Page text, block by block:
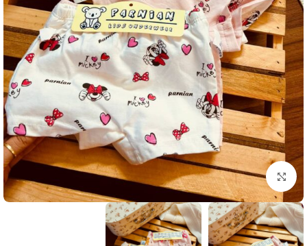
بزرگنمایی تصویر